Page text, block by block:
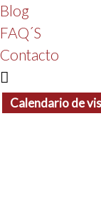
Blog
FAQ´S
Contacto
Calendario de